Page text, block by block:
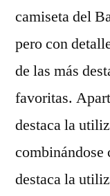
camiseta del
pero con
de las más
favoritas.
destaca la
combinándose
destaca la